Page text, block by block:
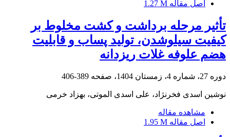
اصل مقاله 1.27 M
تأثیر مرحله برداشت و کشت مخلوط بر
کیفیت سیلوشدن، تولید پساب و قابلیت
هضم علوفه غلات ریزدانه
دوره 27، شماره 4، زمستان 1404، صفحه 389-406
نوشین اسدی فخرنژاد، علی اسدی الموتی، بهزاد خرمی
مشاهده مقاله
اصل مقاله 1.95 M